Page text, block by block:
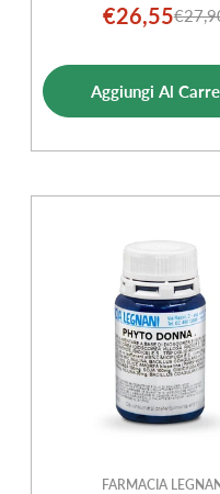
€26,55
Aggiungi Al
FARMACIA